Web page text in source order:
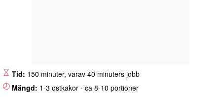
Tid: 150 minuter, varav 40 minuters jobb
Mängd: 1-3 ostkakor - ca 8-10 portioner